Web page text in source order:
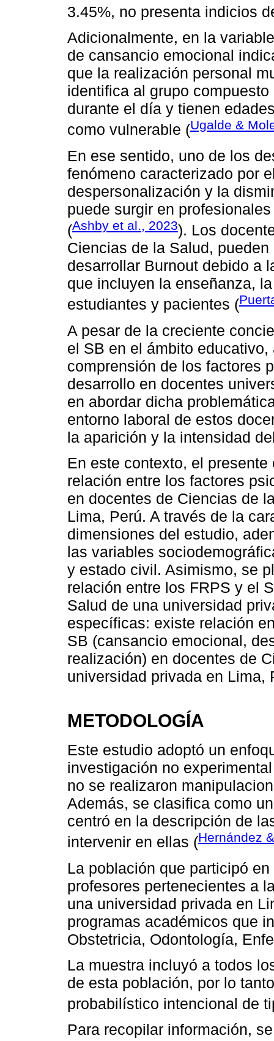
3.45%, no presenta indicios
Adicionalmente, en la
de cansancio emocional
que la realización personal
identifica al grupo
durante el día y tienen
como vulnerable (Ugalde &
En ese sentido, uno de los
fenómeno caracterizado por
despersonalización y la
puede surgir en
(Ashby et al., 2023). Los
Ciencias de la Salud,
desarrollar Burnout debido a
que incluyen la enseñanza,
estudiantes y pacientes (
A pesar de la creciente
el SB en el ámbito
comprensión de los factores
desarrollo en docentes
en abordar dicha
entorno laboral de estos
la aparición y la intensidad
En este contexto, el
relación entre los factores
en docentes de Ciencias de
Lima, Perú. A través de la
dimensiones del estudio,
las variables
y estado civil. Asimismo, se
relación entre los FRPS y el
Salud de una universidad
específicas: existe relación
SB (cansancio emocional,
realización) en docentes de
universidad privada en Lima,
METODOLOGÍA
Este estudio adoptó un
investigación no
no se realizaron
Además, se clasifica como
centró en la descripción de
intervenir en ellas (Hernández
La población que participó
profesores pertenecientes a
una universidad privada en
programas académicos que
Obstetricia, Odontología,
La muestra incluyó a todos
de esta población, por lo
probabilístico intencional de
Para recopilar información,